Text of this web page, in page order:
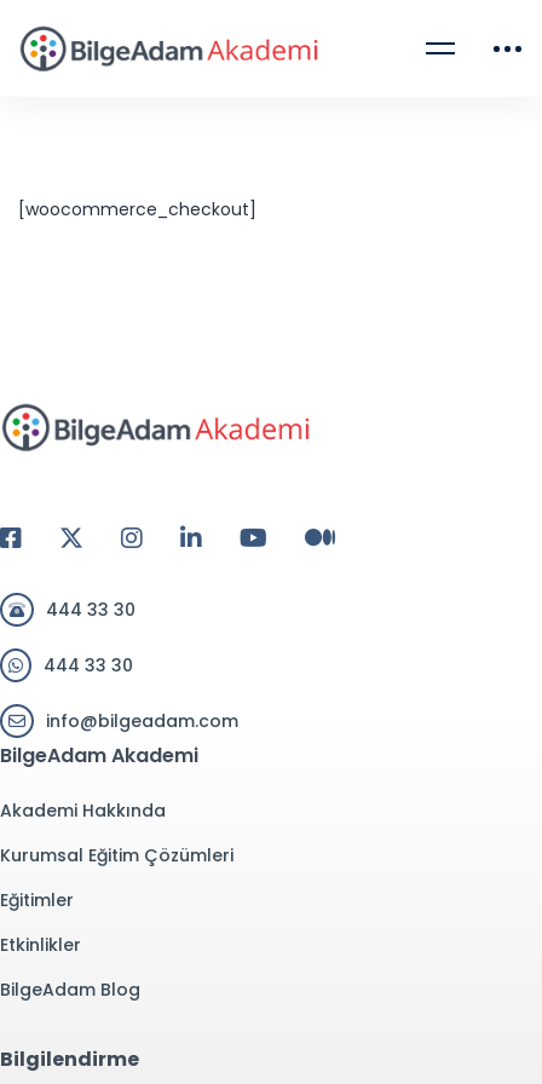
[woocommerce_checkout]
444 33 30
444 33 30
info@bilgeadam.com
BilgeAdam Akademi
Akademi Hakkında
Kurumsal Eğitim Çözümleri
Eğitimler
Etkinlikler
BilgeAdam Blog
Bilgilendirme